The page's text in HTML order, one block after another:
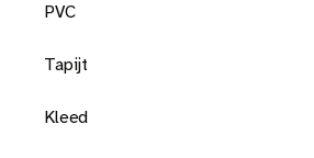
PVC
Tapijt
Kleed